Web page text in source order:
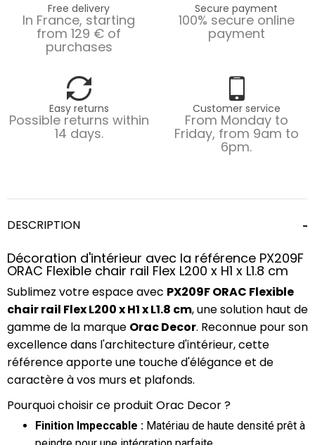
Free delivery
In France, starting
from 129 € of
purchases
Secure payment
100% secure online
payment
Easy returns
Possible returns within
14 days.
Customer service
From Monday to
Friday, from 9am to
6pm.
DESCRIPTION
Décoration d'intérieur avec la référence PX209F
ORAC Flexible chair rail Flex L200 x H1 x L1.8 cm
Sublimez votre espace avec PX209F ORAC Flexible
chair rail Flex L200 x H1 x L1.8 cm, une solution haut de
gamme de la marque Orac Decor. Reconnue pour son
excellence dans l'architecture d'intérieur, cette
référence apporte une touche d'élégance et de
caractère à vos murs et plafonds.
Pourquoi choisir ce produit Orac Decor ?
Finition Impeccable : Matériau de haute densité prêt à